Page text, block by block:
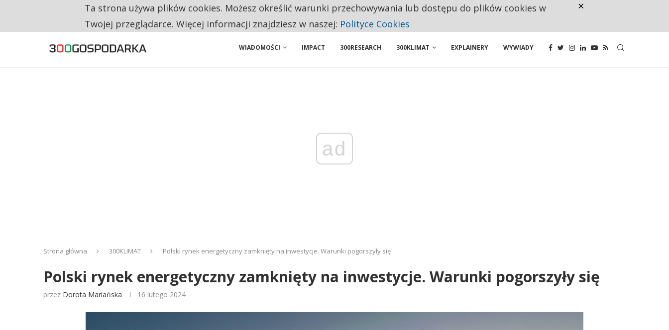
CO TRZECIĄ ZŁOTÓWKĘ Z EMERYTURY SENIORZY PRZEZNACZAJĄ NA PODSTAWOWE ZAKUPY
WIADOMOŚCI IMPACT 300RESEARCH 300KLIMAT EXPLAINERY WYWIADY
ad
Strona główna 300KLIMAT Polski rynek energetyczny zamknięty na inwestycje. Warunki pogorszyły się
Polski rynek energetyczny zamknięty na inwestycje. Warunki pogorszyły się
przez Dorota Mariańska 16 lutego 2024
Ta strona używa plików cookies. Możesz określić warunki przechowywania lub dostępu do plików cookies w
Twojej przeglądarce. Więcej informacji znajdziesz w naszej: Polityce Cookies
×